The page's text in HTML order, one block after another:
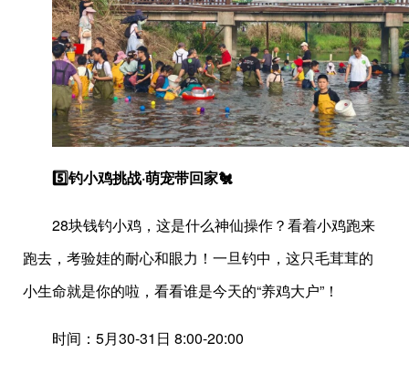
5️⃣钓小鸡挑战·萌宠带回家🐔
28块钱钓小鸡，这是什么神仙操作？看着小鸡跑来
跑去，考验娃的耐心和眼力！一旦钓中，这只毛茸茸的
小生命就是你的啦，看看谁是今天的“养鸡大户”！
时间：5月30-31日 8:00-20:00